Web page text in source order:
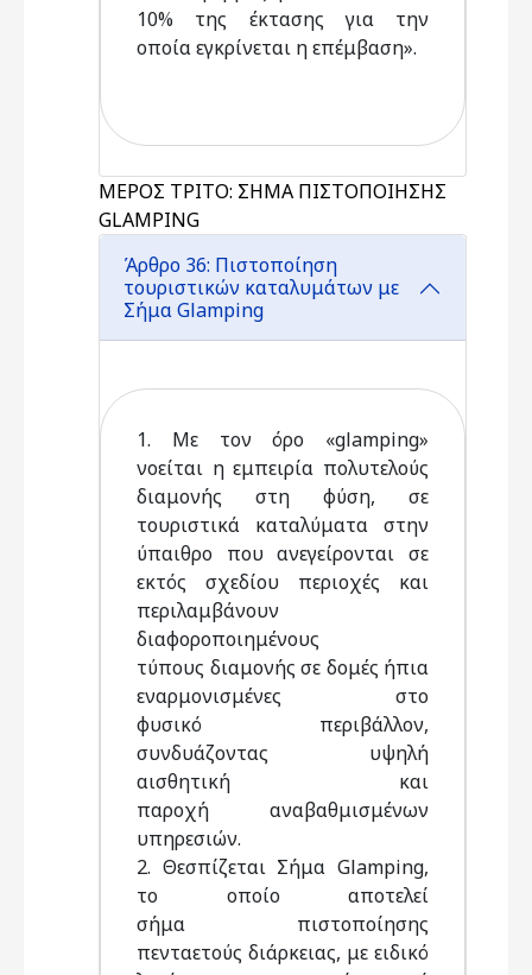
10% της έκτασης για την
οποία εγκρίνεται η επέμβαση».
ΜΕΡΟΣ ΤΡΙΤΟ: ΣΗΜΑ ΠΙΣΤΟΠΟΙΗΣΗΣ
GLAMPING
Άρθρο 36: Πιστοποίηση
τουριστικών καταλυμάτων με
Σήμα Glamping
1. Με τον όρο «glamping»
νοείται η εμπειρία πολυτελούς
διαμονής στη φύση, σε
τουριστικά καταλύματα στην
ύπαιθρο που ανεγείρονται σε
εκτός σχεδίου περιοχές και
περιλαμβάνουν
διαφοροποιημένους
τύπους διαμονής σε δομές ήπια
εναρμονισμένες στο
φυσικό περιβάλλον,
συνδυάζοντας υψηλή
αισθητική και
παροχή αναβαθμισμένων
υπηρεσιών.
2. Θεσπίζεται Σήμα Glamping,
το οποίο αποτελεί
σήμα πιστοποίησης
πενταετούς διάρκειας, με ειδικό